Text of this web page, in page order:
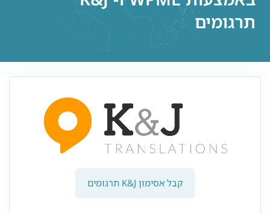
תרגומים
קבל אסימון K&J תרגומים